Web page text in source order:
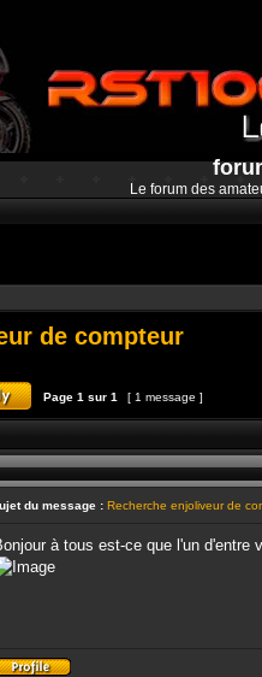
Le forum des
de compteur
sujetRépondre au sujet
Page 1 sur 1 [ 1 message ]
du message : Recherche enjoliveur de
à tous est-ce que l'un